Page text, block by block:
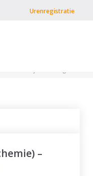
Urenregistratie
–